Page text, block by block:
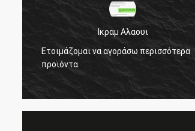
Ικραμ Αλαουι
Ετοιμάζομαι να αγοράσω περισσότερα
προϊόντα.